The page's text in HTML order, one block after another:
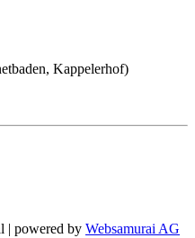
Kappelerhof)
| powered by Websamurai AG